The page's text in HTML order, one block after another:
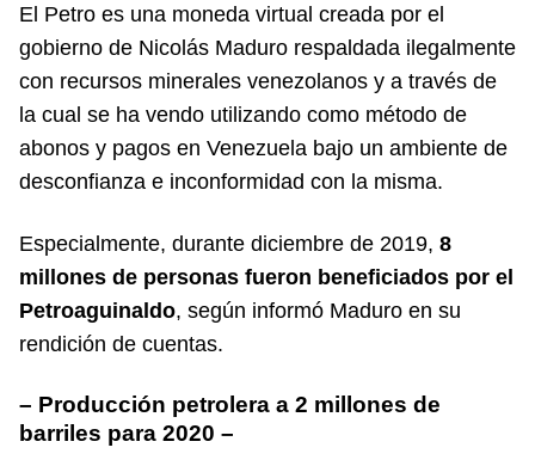
El Petro es una moneda virtual creada por el
gobierno de Nicolás Maduro respaldada ilegalmente
con recursos minerales venezolanos y a través de
la cual se ha vendo utilizando como método de
abonos y pagos en Venezuela bajo un ambiente de
desconfianza e inconformidad con la misma.
Especialmente, durante diciembre de 2019, 8
millones de personas fueron beneficiados por el
Petroaguinaldo, según informó Maduro en su
rendición de cuentas.
– Producción petrolera a 2 millones de
barriles para 2020 –